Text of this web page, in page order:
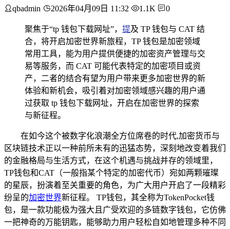
qbadmin 2026年04月09日 11:32 1.1K 0
聚焦于“tp 钱包下载网址”， 提及 TP 钱包与 CAT 结
合，将开启加密世界新旅程，TP 钱包是加密领域
常用工具，能为用户提供便捷的加密资产管理与交
易等服务，而 CAT 可能代表特定的加密项目或资
产，二者的结合有望为用户带来更多加密世界的新
体验和新机会，吸引着对加密领域感兴趣的用户通
过获取 tp 钱包下载网址，开启在加密世界的探索
与新征程。
在如今这个被数字化浪潮全方位席卷的时代,加密货币与
区块链技术正以一种前所未有的迅猛态势，深刻地改变着我们
的金融格局与生活方式，在这个机遇与挑战并存的领域里，
TP钱包和CAT（一般指某个特定的加密代币）宛如两颗璀璨
的星辰，扮演着至关重要的角色，为广大用户开启了一段精彩
纷呈的加密世界新征程。 TP钱包，其全称为TokenPocket钱
包，是一款功能极为强大且广受欢迎的多链数字钱包，它仿佛
一把神奇的万能钥匙，能够助力用户轻松自如地管理多种不同